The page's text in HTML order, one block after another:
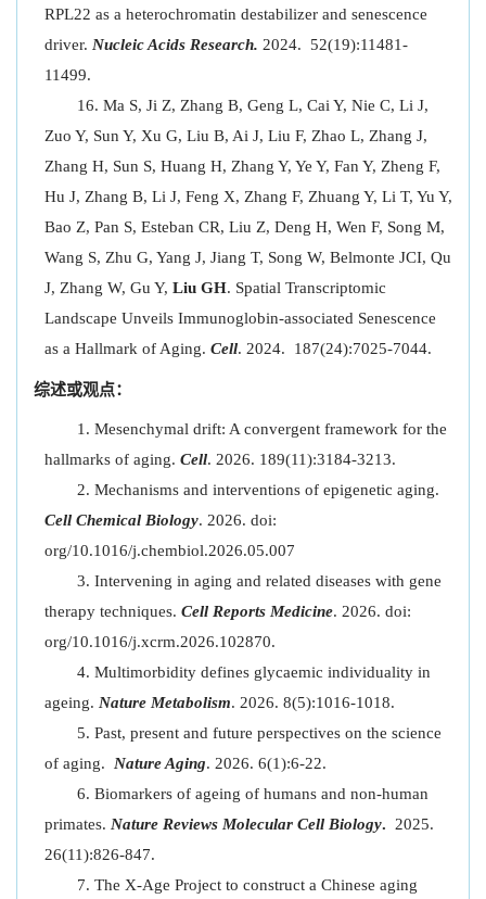
RPL22 as a heterochromatin destabilizer and senescence
driver. Nucleic Acids Research. 2024. 52(19):11481-
11499.
Ma S, Ji Z, Zhang B, Geng L, Cai Y, Nie C, Li J,
Zuo Y, Sun Y, Xu G, Liu B, Ai J, Liu F, Zhao L, Zhang J,
Zhang H, Sun S, Huang H, Zhang Y, Ye Y, Fan Y, Zheng F,
Hu J, Zhang B, Li J, Feng X, Zhang F, Zhuang Y, Li T, Yu Y,
Bao Z, Pan S, Esteban CR, Liu Z, Deng H, Wen F, Song M,
Wang S, Zhu G, Yang J, Jiang T, Song W, Belmonte JCI, Qu
J, Zhang W, Gu Y, Liu GH. Spatial Transcriptomic
Landscape Unveils Immunoglobin-associated Senescence
as a Hallmark of Aging. Cell. 2024. 187(24):7025-7044.
综述或观点：
Mesenchymal drift: A convergent framework for the
hallmarks of aging. Cell. 2026. 189(11):3184-3213.
Mechanisms and interventions of epigenetic aging.
Cell Chemical Biology. 2026. doi:
org/10.1016/j.chembiol.2026.05.007
Intervening in aging and related diseases with gene
therapy techniques. Cell Reports Medicine. 2026. doi:
org/10.1016/j.xcrm.2026.102870.
Multimorbidity defines glycaemic individuality in
ageing. Nature Metabolism. 2026. 8(5):1016-1018.
Past, present and future perspectives on the science
of aging. Nature Aging. 2026. 6(1):6-22.
Biomarkers of ageing of humans and non-human
primates. Nature Reviews Molecular Cell Biology. 2025.
26(11):826-847.
The X-Age Project to construct a Chinese aging